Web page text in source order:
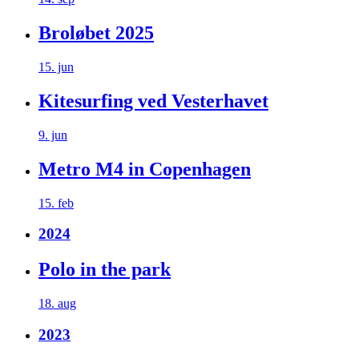
Broløbet 2025
15. jun
Kitesurfing ved Vesterhavet
9. jun
Metro M4 in Copenhagen
15. feb
2024
Polo in the park
18. aug
2023